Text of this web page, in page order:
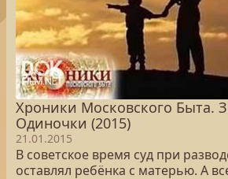
Хроники Московского Быта.
Одиночки (2015)
21.01.2015
В советское время суд при
оставлял ребёнка с матерью. А